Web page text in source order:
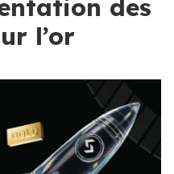
des
l’or